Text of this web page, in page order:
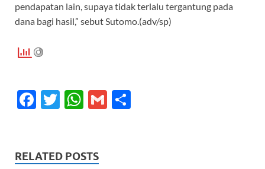
pendapatan lain, supaya tidak terlalu tergantung pada
dana bagi hasil,” sebut Sutomo.(adv/sp)
F
b
T
er
W
s
G
RELATED POSTS